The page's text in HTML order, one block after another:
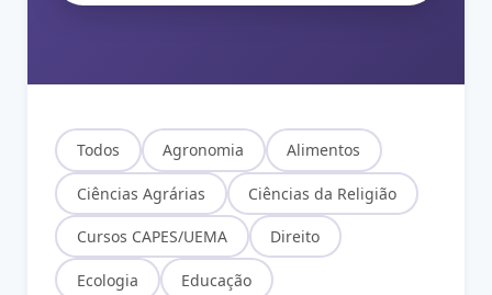
Todos Agronomia Alimentos
Ciências Agrárias Ciências da Religião
Cursos CAPES/UEMA Direito
Ecologia Educação